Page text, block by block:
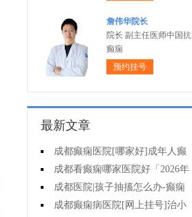
詹伟华院长
院长 副主任医师中国抗
癫痫
预约挂号
最新文章
成都癫痫医院[哪家好]成年人癫
痫的护理要做到哪些?
成都看癫痫哪家医院好「2026年
度公布」癫痫是遗传的吗?
成都医院|孩子抽搐怎么办-癫痫
病吃什么中药?
成都癫痫病医院[网上挂号]治小